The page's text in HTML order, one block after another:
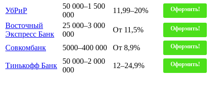
УбРиР
50 000–1 500
000
11,99–20% Оформить!
Восточный
Экспресс Банк
25 000–3 000
000
От 11,5% Оформить!
Совкомбанк 5000–400 000 От 8,9% Оформить!
Тинькофф Банк
50 000–2 000
000
12–24,9% Оформить!